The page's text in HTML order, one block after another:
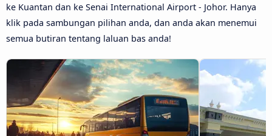
ke Kuantan dan ke Senai International Airport - Johor. Hanya
klik pada sambungan pilihan anda, dan anda akan menemui
semua butiran tentang laluan bas anda!